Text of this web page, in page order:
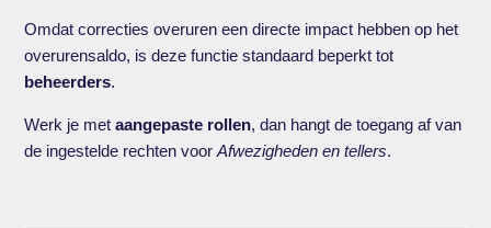
Omdat correcties overuren een directe impact hebben op het
overurensaldo, is deze functie standaard beperkt tot
beheerders.
Werk je metaangepaste rollen, dan hangt de toegang af van
de ingestelde rechten voorAfwezigheden en tellers.